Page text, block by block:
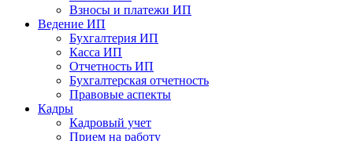
Взносы и платежи ИП
Ведение ИП
Бухгалтерия ИП
Касса ИП
Отчетность ИП
Бухгалтерская отчетность
Правовые аспекты
Кадры
Кадровый учет
Прием на работу